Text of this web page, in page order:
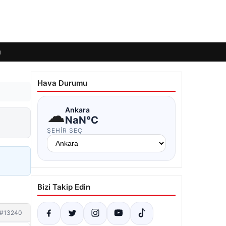
#13240
Hava Durumu
☁Ankara
NaN°C
ŞEHIR SEÇ
Bizi Takip Edin